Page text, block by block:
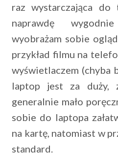
raz wystarczająca
naprawdę
wyobrażam sobie
przykład filmu na
wyświetlaczem (chyba
laptop jest za duży,
generalnie mało
sobie do laptopa
na kartę, natomiast w
standard.